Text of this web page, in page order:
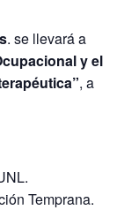
. se llevará a
y el
, a
Temprana.